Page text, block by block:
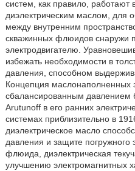
систем, как правило, работают
диэлектрическим маслом, для
между внутренним
скважинных флюидов снаружи
электродвигателю.
избежать необходимости в
давления, способном
Концепция маслонаполненных
сбалансированным давлением
Arutunoff в его ранних
системах приблизительно в
диэлектрическое масло
давления и защите погружного
флюида, диэлектрическая
улучшению электромагнитных